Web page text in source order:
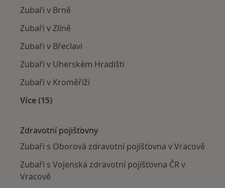
Zubaři v Brně
Zubaři v Zlíně
Zubaři v Břeclavi
Zubaři v Uherském Hradišti
Zubaři v Kroměříži
Více (15)
Zdravotní pojišťovny
Zubaři s Oborová zdravotní pojišťovna v Vracově
Zubaři s Vojenská zdravotní pojišťovna ČR v
Vracově